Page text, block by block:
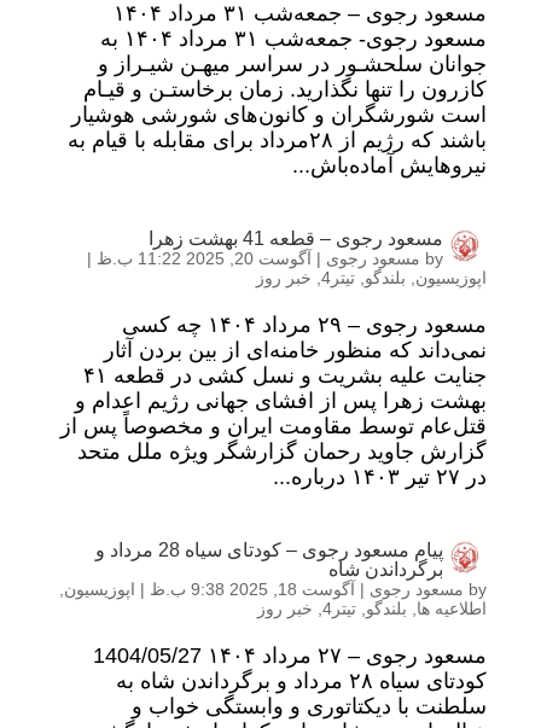
مسعود رجوی – جمعه‌شب ۳۱ مرداد ۱۴۰۴
مسعود رجوی- جمعه‌شب ۳۱ مرداد ۱۴۰۴ به
جوانان سلحشـور در سراسر میهـن شیـراز و
کازرون را تنها نگذارید. زمان برخاستـن و قیـام
است شورشگران و کانون‌های شورشی هوشیار
باشند که رژیم از ۲۸مرداد برای مقابله با قیام به
نیروهایش آماده‌باش...
مسعود رجوی – قطعه 41 بهشت زهرا
by مسعود رجوی | آگوست 20, 2025 11:22 ب.ظ
|
اپوزیسیون
بلندگو تیتر4 , خبر روز
مسعود رجوی – ۲۹ مرداد ۱۴۰۴ چه کسی
نمی‌داند که منظور خامنه‌ای از بین بردن آثار
جنایت علیه بشریت و نسل کشی در قطعه ۴۱
بهشت زهرا پس از افشای جهانی رژیم اعدام و
قتل‌عام توسط مقاومت ایران و مخصوصاً پس از
گزارش جاوید رحمان گزارشگر ویژه ملل متحد
در ۲۷ تیر ۱۴۰۳ درباره...
پیام مسعود رجوی – کودتای سیاه 28 مرداد و
برگرداندن شاه
by مسعود رجوی | آگوست 18, 2025 9:38 ب.ظ | اپوزیسیون
اطلاعیه ها
بلندگو تیتر4 , خبر روز
مسعود رجوی – ۲۷ مرداد ۱۴۰۴ 1404/05/27
کودتای سیاه ۲۸ مرداد و برگرداندن شاه به
سلطنت با دیکتاتوری و وابستگی خواب و